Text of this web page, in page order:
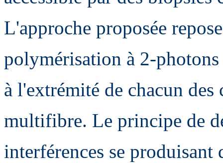
L'approche proposée
polymérisation à 2-
à l'extrémité de chacun
multifibre. Le principe de
interférences se produisant